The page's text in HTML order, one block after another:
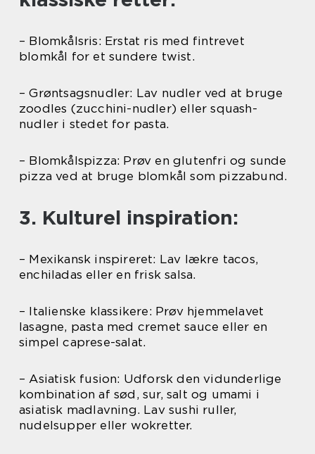
– Blomkålsris: Erstat ris med fintrevet
blomkål for et sundere twist.
– Grøntsagsnudler: Lav nudler ved at bruge
zoodles (zucchini-nudler) eller squash-
nudler i stedet for pasta.
– Blomkålspizza: Prøv en glutenfri og sunde
pizza ved at bruge blomkål som pizzabund.
3. Kulturel inspiration:
– Mexikansk inspireret: Lav lækre tacos,
enchiladas eller en frisk salsa.
– Italienske klassikere: Prøv hjemmelavet
lasagne, pasta med cremet sauce eller en
simpel caprese-salat.
– Asiatisk fusion: Udforsk den vidunderlige
kombination af sød, sur, salt og umami i
asiatisk madlavning. Lav sushi ruller,
nudelsupper eller wokretter.